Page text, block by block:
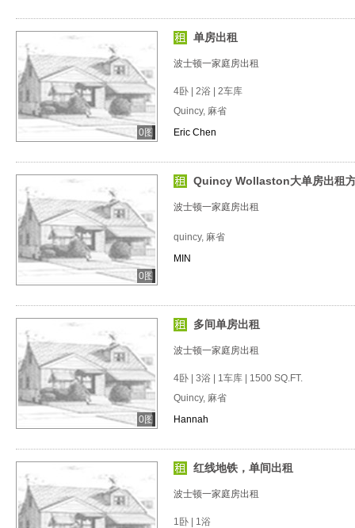
0图
单房出租
波士顿一家庭房出租
4卧 | 2浴 | 2车库
Quincy, 麻省
Eric Chen
0图
Quincy Wollaston大单房出租
波士顿一家庭房出租
quincy, 麻省
MIN
0图
多间单房出租
波士顿一家庭房出租
4卧 | 3浴 | 1车库 | 1500 SQ.FT.
Quincy, 麻省
Hannah
红线地铁，单间出租
波士顿一家庭房出租
1卧 | 1浴